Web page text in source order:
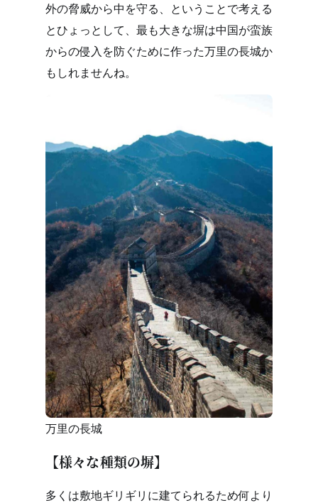
外の脅威から中を守る、ということで考える
とひょっとして、最も大きな塀は中国が蛮族
からの侵入を防ぐために作った万里の長城か
もしれませんね。
万里の長城
【様々な種類の塀】
多くは敷地ギリギリに建てられるため何より